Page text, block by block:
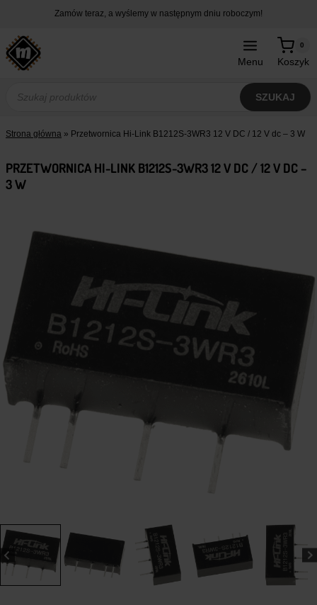
treści
Zamów teraz, a wyślemy w następnym dniu roboczym!
Menu Koszyk
0
produktów
SZUKAJ
Strona główna » Przetwornica Hi-Link B1212S-3WR3 12 V DC / 12 V dc – 3 W
PRZETWORNICA HI-LINK B1212S-3WR3 12 V DC / 12 V DC –
3 W